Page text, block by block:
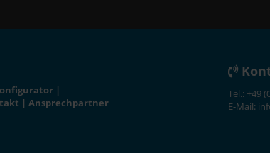
|
|Ansprechpartner
Tel.: +49
E-Mail: